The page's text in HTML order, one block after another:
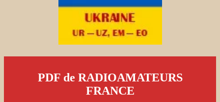
PDF de RADIOAMATEURS
FRANCE